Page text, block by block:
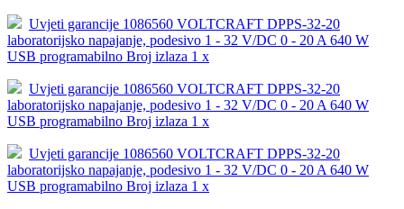
Uvjeti garancije 1086560 VOLTCRAFT DPPS-32-20
laboratorijsko napajanje, podesivo 1 - 32 V/DC 0 - 20 A 640 W
USB programabilno Broj izlaza 1 x
Uvjeti garancije 1086560 VOLTCRAFT DPPS-32-20
laboratorijsko napajanje, podesivo 1 - 32 V/DC 0 - 20 A 640 W
USB programabilno Broj izlaza 1 x
Uvjeti garancije 1086560 VOLTCRAFT DPPS-32-20
laboratorijsko napajanje, podesivo 1 - 32 V/DC 0 - 20 A 640 W
USB programabilno Broj izlaza 1 x